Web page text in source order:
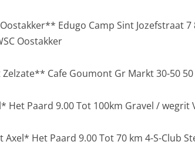
Edugo Camp Sint Jozefstraat 7
Oostakker
Zelzate** Cafe Goumont Gr Markt 30-50
Het Paard 9.00 Tot 100km Gravel /
Axel* Het Paard 9.00 Tot 70 km 4-S-Club